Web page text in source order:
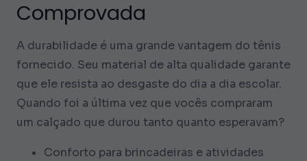
Comprovada
A durabilidade é uma grande vantagem do tênis
fornecido. Seu material de alta qualidade garante
que ele resista ao desgaste do dia a dia escolar.
Quando foi a última vez que vocês compraram
um calçado que durou tanto quanto esperavam?
Conforto para brincadeiras e atividades